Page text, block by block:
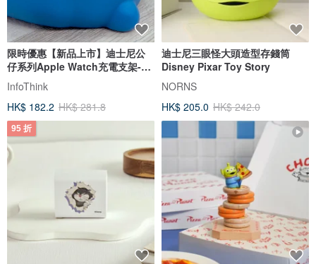
限時優惠【新品上市】迪士尼公
仔系列Apple Watch充電支架-三
款任
InfoThink
HK$ 182.2 HK$ 281.8
迪士尼三眼怪大頭造型存錢筒
Disney Pixar Toy Story
NORNS
HK$ 205.0 HK$ 242.0
95 折